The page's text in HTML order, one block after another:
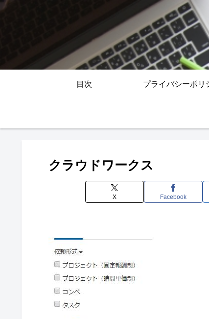
目次 プライバシーポリ
クラウドワークス
X Facebook